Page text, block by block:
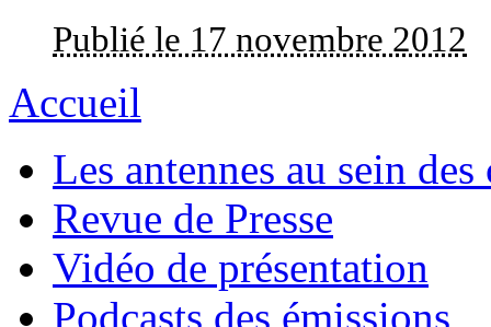
Publié le 17 novembre 2012
Accueil
Les antennes au sein des
Revue de Presse
Vidéo de présentation
Podcasts des émissions